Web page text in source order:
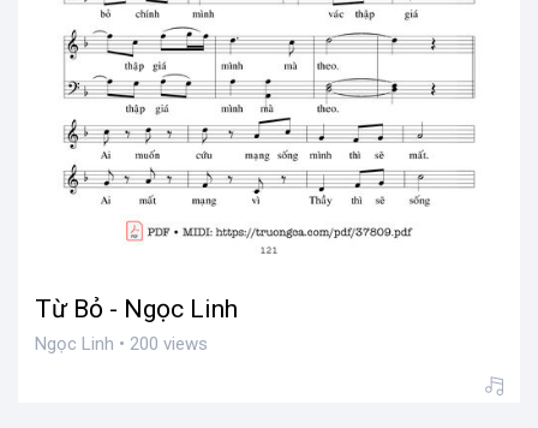
Từ Bỏ - Ngọc Linh
Ngọc Linh • 200 views